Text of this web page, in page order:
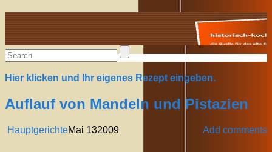
Alte Rezepte online
Hier klicken und Ihr eigenes Rezept eingeben.
Auflauf von Mandeln und Pistazien
Hauptgerichte Add comments
Mai 132009